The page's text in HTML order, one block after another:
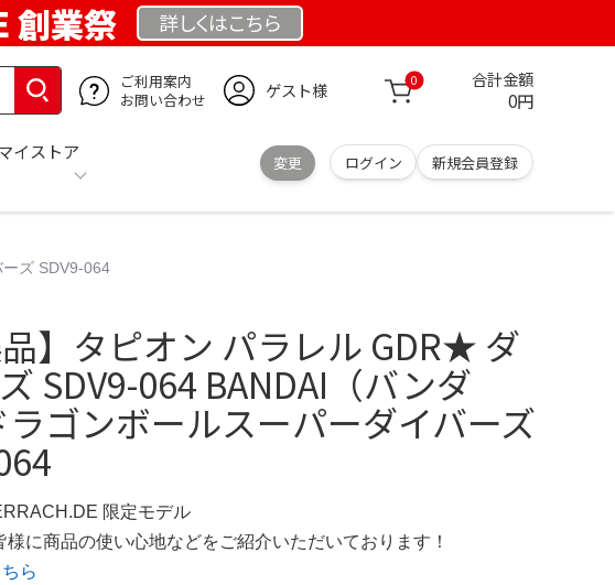
創業祭 詳しくはこちら
ご利用案内
お問い合わせ
ゲスト様 0 合計金額
0円
イストア
変更 ログイン 新規会員登録
ズ SDV9-064
品】タピオン パラレル GDR★ ダ
SDV9-064 BANDAI（バンダ
ラゴンボールスーパーダイバーズ
限定モデル
様に商品の使い心地などをご紹介いただいております！
ら